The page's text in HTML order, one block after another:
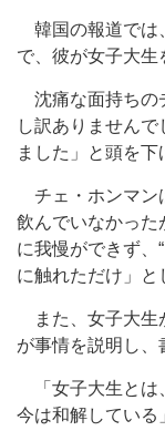
韓国の報道では
で、彼が女子大生
沈痛な面持ちの
し訳ありません
ました」と頭を下
チェ・ホンマン
飲んでいなかった
に我慢ができず、
に触れただけ」と
また、女子大生
が事情を説明し、
「女子大生とは
今は和解している